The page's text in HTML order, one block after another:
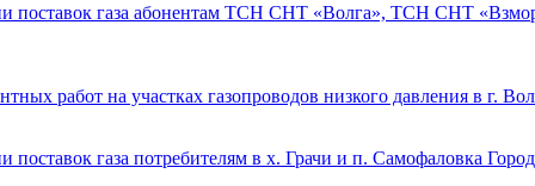
поставок газа абонентам ТСН СНТ «Волга», ТСН СНТ
работ на участках газопроводов низкого давления в г.
газа потребителям в х. Грачи и п. Самофаловка